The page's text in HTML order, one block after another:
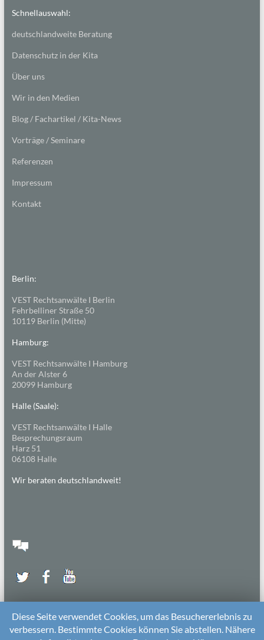
Schnellauswahl:
deutschlandweite Beratung
Datenschutz in der Kita
Über uns
Wir in den Medien
Blog / Fachartikel / Kita-News
Vorträge / Seminare
Referenzen
Impressum
Kontakt
Berlin:
VEST Rechtsanwälte I Berlin
Fehrbelliner Straße 50
10119 Berlin (Mitte)
Hamburg:
VEST Rechtsanwälte I Hamburg
An der Alster 6
20099 Hamburg
Halle (Saale):
VEST Rechtsanwälte I Halle
Besprechungsraum
Harz 51
06108 Halle
Wir beraten deutschlandweit!
Diese Seite verwendet Cookies, um das Besuchererlebnis zu
verbessern. Bestimmte Cookies können Sie abstellen. Nähere